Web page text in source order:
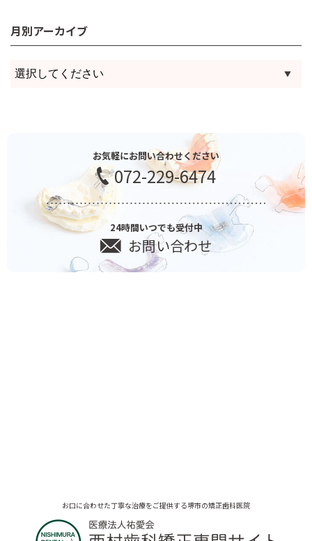
月別アーカイブ
お気軽にお問い合わせください
072-229-6474
24時間いつでも受付中
お問い合わせ
お口に合わせた丁寧な治療をご提供する堺市の矯正歯科医院